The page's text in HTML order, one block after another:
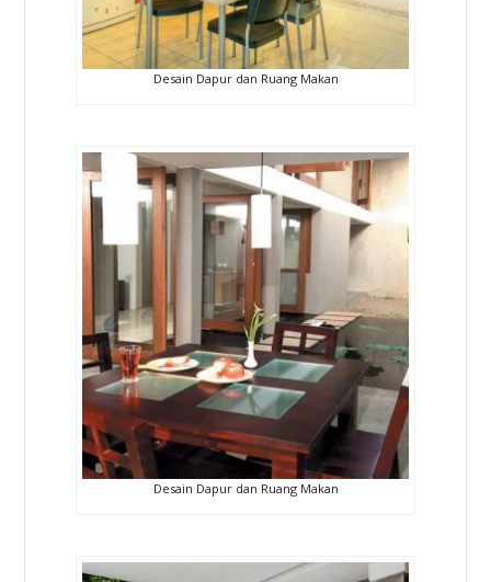
Desain Dapur dan Ruang Makan
Desain Dapur dan Ruang Makan